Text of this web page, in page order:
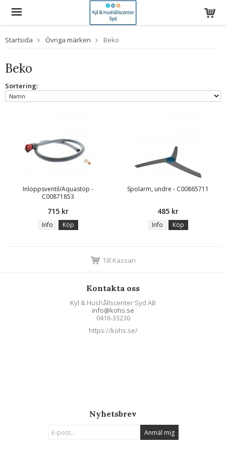
Startsida Övriga märken Beko
Beko
Sortering:
Inloppsventil/Aquastop -
C00871853
715 kr
Info Köp
Spolarm, undre - C00865711
485 kr
Info Köp
Till Kassan
Kontakta oss
Kyl & Hushållscenter Syd AB
info@kohs.se
0416-33230
https://kohs.se/
Nyhetsbrev
Anmäl mig